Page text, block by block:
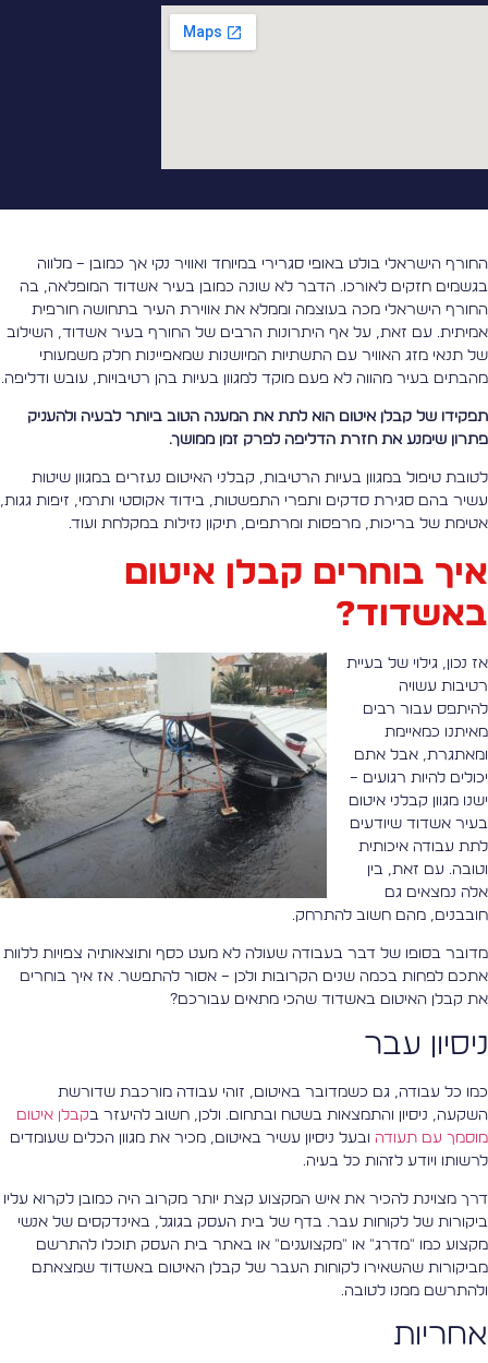
הישראלי בולט באופי סגרירי במיוחד ואוויר נקי אך כמובן – מלווה
חזקים לאורכו. הדבר לא שונה כמובן בעיר אשדוד המופלאה, בה
הישראלי מכה בעוצמה וממלא את אווירת העיר בתחושה חורפית
עם זאת, על אף היתרונות הרבים של החורף בעיר אשדוד, השילוב
תנאי מזג האוויר עם התשתיות המיושנות שמאפיינות חלק משמעותי
בעיר מהווה לא פעם מוקד למגוון בעיות בהן רטיבויות, עובש ודליפה.
של קבלן איטום הוא לתת את המענה הטוב ביותר לבעיה ולהעניק
שימנע את חזרת הדליפה לפרק זמן ממושך.
טיפול במגוון בעיות הרטיבות, קבלני האיטום נעזרים במגוון שיטות
בהם סגירת סדקים ותפרי התפשטות, בידוד אקוסטי ותרמי, זיפות גגות,
של בריכות, מרפסות ומרתפים, תיקון נזילות במקלחת ועוד.
בוחרים קבלן איטום
נכון, גילוי של בעיית
עשויה
עבור רבים
כמאיימת
אבל אתם
להיות רגועים –
מגוון קבלני איטום
אשדוד שיודעים
עבודה איכותית
עם זאת, בין
נמצאים גם
מהם חשוב להתרחק.
בסופו של דבר בעבודה שעולה לא מעט כסף ותוצאותיה צפויות ללוות
לפחות בכמה שנים הקרובות ולכן – אסור להתפשר. אז איך בוחרים
קבלן האיטום באשדוד שהכי מתאים עבורכם?
עבר
כל עבודה, גם כשמדובר באיטום, זוהי עבודה מורכבת שדורשת
ניסיון והתמצאות בשטח ובתחום. ולכן, חשוב להיעזר בקבלן איטום
עם תעודהובעל ניסיון עשיר באיטום, מכיר את מגוון הכלים שעומדים
ויודע לזהות כל בעיה.
מצוינת להכיר את איש המקצוע קצת יותר מקרוב היה כמובן לקרוא עליו
של לקוחות עבר. בדף של בית העסק בגוגל, באינדקסים של אנשי
כמו "מדרג" או "מקצוענים" או באתר בית העסק תוכלו להתרשם
שהשאירו לקוחות העבר של קבלן האיטום באשדוד שמצאתם
ממנו לטובה.